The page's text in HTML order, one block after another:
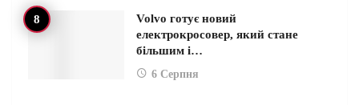
Volvo готує новий
електрокросовер, який стане
більшим і…
6 Серпня